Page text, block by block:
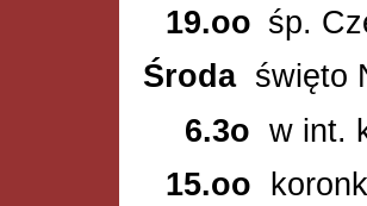
19.oo śp.
Środa święto
6.3o w int.
15.oo